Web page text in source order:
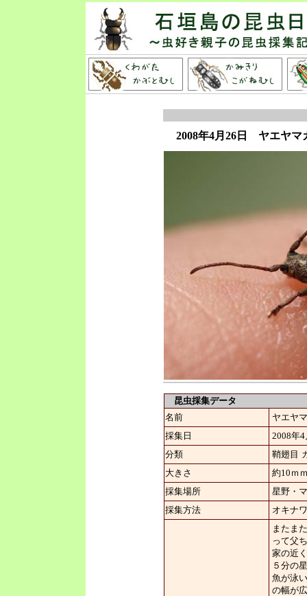
2008年4月26日 ヤエヤマ
昆虫採集データ
名前
ヤエヤ
採集日
2008年
分類
鞘翅目
大きさ
約10ｍ
採集場所
星野・
採集方法
オキナ
またま
って父
家の近
５分の
魚が泳
の幅が